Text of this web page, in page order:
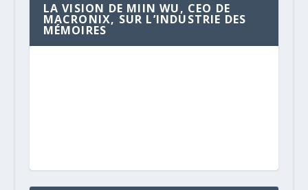
LA VISION DE MIIN WU, CEO DE
MACRONIX, SUR L’INDUSTRIE DES
MÉMOIRES